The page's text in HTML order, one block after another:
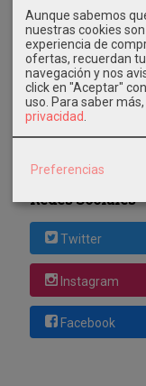
Costes de Envío
GRATIS *
Consultar
Tu Carrito (0)
Redes Sociales
Twitter
Instagram
Facebook
Aunque sabemos
nuestras cookies
experiencia de
ofertas, recuerdan
navegación y nos
click en "Aceptar"
uso. Para saber
privacidad
Preferencias